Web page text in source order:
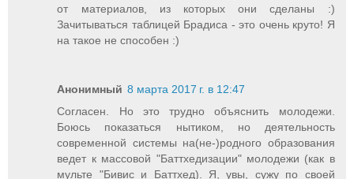
от материалов, из которых они сделаны :)
Зачитываться таблицей Брадиса - это очень круто! Я
на такое не способен :)
Анонимный 8 марта 2017 г. в 12:47
Согласен. Но это трудно объяснить молодежи.
Боюсь показаться нытиком, но деятельность
современной системы на(не-)родного образования
ведет к массовой "Баттхедизации" молодежи (как в
мульте "Бивис и Баттхед). Я, увы, сужу по своей